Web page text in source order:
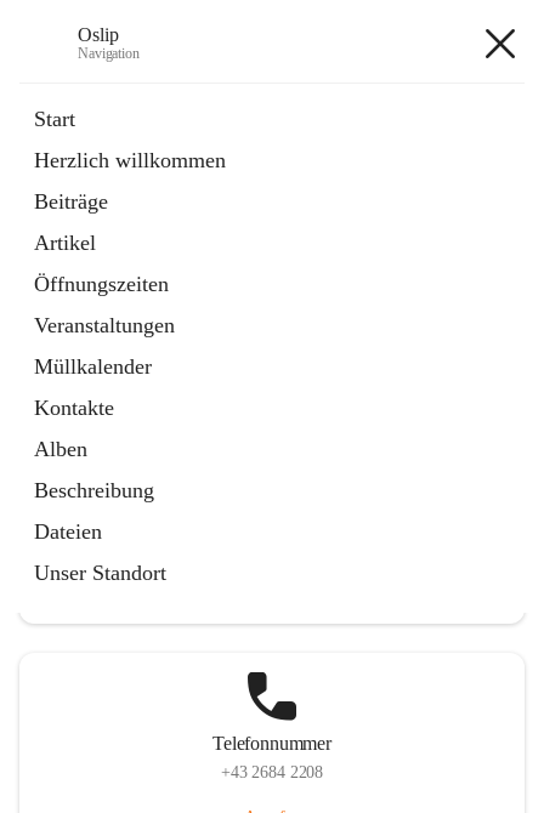
Oslip
Navigation
Start
Herzlich willkommen
Beiträge
Artikel
Öffnungszeiten
Veranstaltungen
Müllkalender
Kontakte
Alben
Beschreibung
Dateien
Unser Standort
Externe Webseite
in
Tab
Bundeskanzleramt Österreich
Externe Webseite
öffnet
in
neuem
Tab
Telefonnummer
+43 2684 2208